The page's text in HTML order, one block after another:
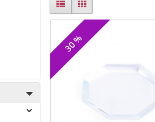
30